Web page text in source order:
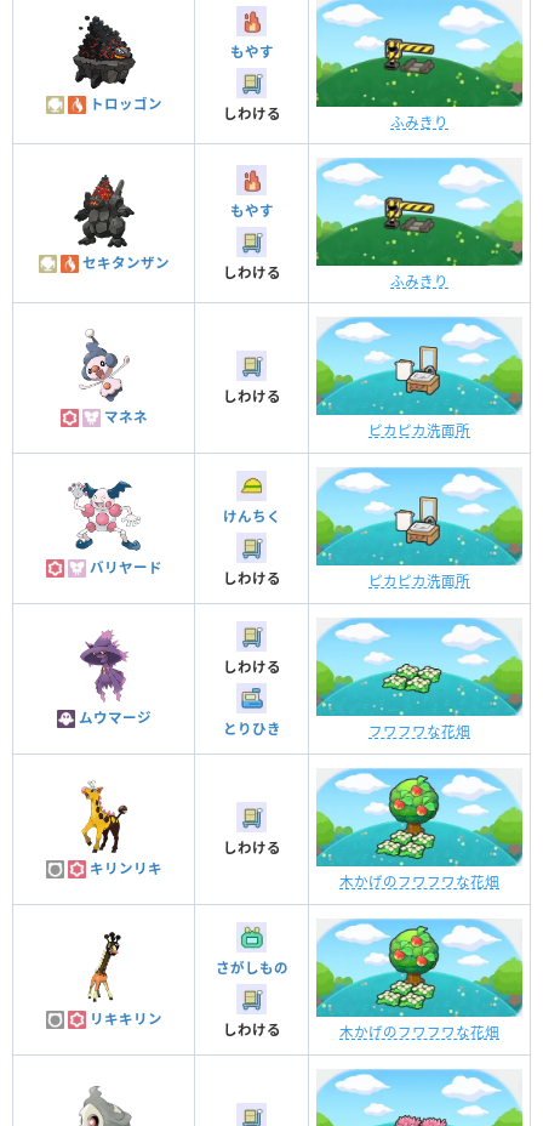
トロッゴン
もやす
しわける ふみきり
セキタンザン
もやす
しわける ふみきり
マネネ
しわける
ピカピカ洗面所
バリヤード
けんちく
しわける ピカピカ洗面所
ムウマージ
しわける
とりひき フワフワな花畑
キリンリキ
しわける
木かげのフワフワな花畑
リキキリン
さがしもの
しわける 木かげのフワフワな花畑